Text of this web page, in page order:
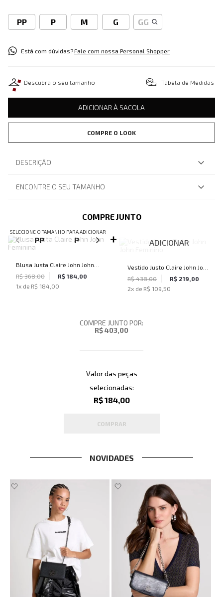
PP P M G GG
Está com dúvidas?Fale com nossa Personal Shopper
Descubra o seu tamanho Tabela de Medidas
ADICIONAR À SACOLA
COMPRE O LOOK
DESCRIÇÃO
ENCONTRE O SEU TAMANHO
COMPRE JUNTO
SELECIONE O TAMANHO PARA ADICIONAR
PP P M G
Blusa Justa Claire John John
Feminina
R$ 368,00
R$ 184,00
1x de R$ 184,00
ADICIONAR
Vestido Justo Claire John John
Feminino
R$ 438,00
R$ 219,00
2x de R$ 109,50
COMPRE JUNTO POR:
R$ 403,00
Valor das peças
selecionadas:
R$ 184,00
COMPRAR
NOVIDADES